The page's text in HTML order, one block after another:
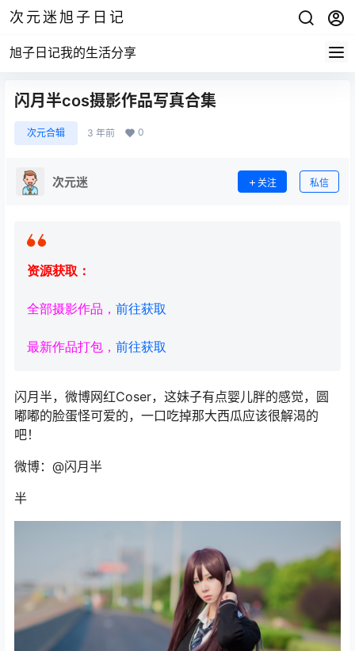
次元迷旭子日记
旭子日记我的生活分享
闪月半cos摄影作品写真合集
次元合辑 3 年前 0
次元迷 关注 私信
资源获取：
全部摄影作品， 前往获取
最新作品打包， 前往获取
闪月半，微博网红Coser，这妹子有点婴儿胖的感觉，圆
嘟嘟的脸蛋怪可爱的，一口吃掉那大西瓜应该很解渴的
吧！
微博：@闪月半
半